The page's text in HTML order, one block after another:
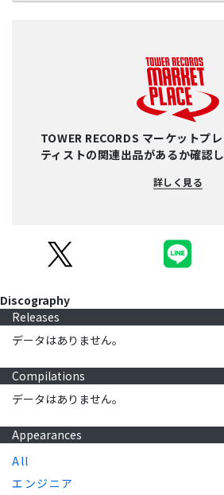
TOWER RECORDS マーケットプ
ティストの関連出品があるか確認
詳しく見る
Discography
Releases
データはありません。
Compilations
データはありません。
Appearances
All
エンジニア